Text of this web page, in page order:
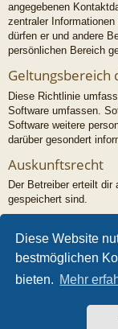
Diese Website
bestmöglichen
bieten. Mehr
angegebenen
zentraler
dürfen er und andere
persönlichen Bereich
Geltungsbereich
Diese Richtlinie
Software umfassen.
Software weitere
darüber gesondert
Auskunftsrecht
Der Betreiber erteilt
gespeichert sind.
Du kannst jederzeit
Kontaktiere hierzu
Foren-Übersicht
Powered